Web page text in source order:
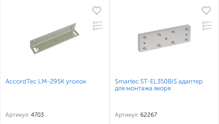
AccordTec LM-295K уголок
Артикул: 4703
Smartec ST-EL350BIS адаптер
для монтажа якоря
Артикул: 62267